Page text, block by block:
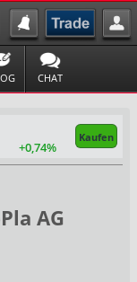
CHAT
Kaufen
+0,74%
AG